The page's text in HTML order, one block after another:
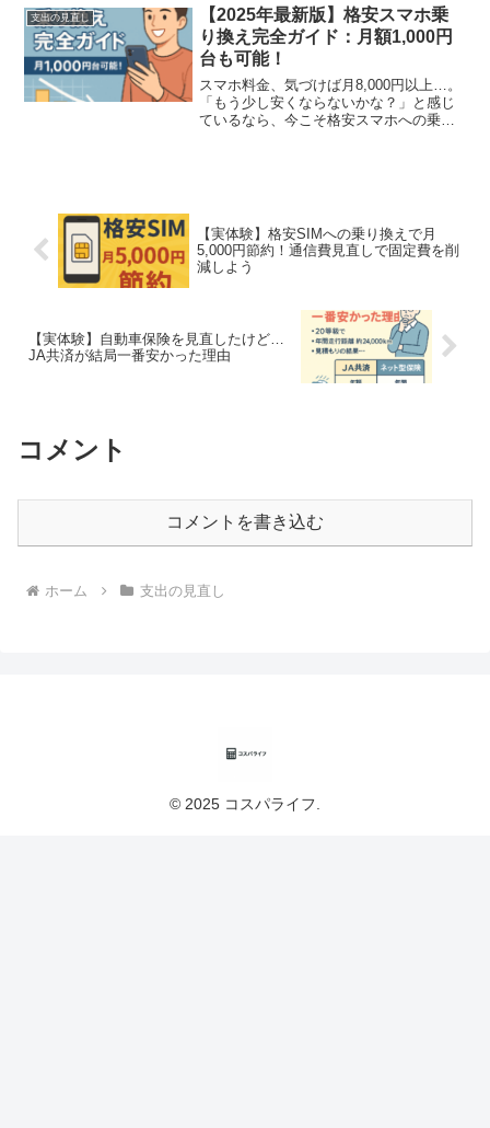
は…「プロパンガス（LPガス）」だった
から。そして引っ越しをき...
支出の見直し
【2025年最新版】格安スマホ乗
り換え完全ガイド：月額1,000円
台も可能！
スマホ料金、気づけば月8,000円以上…。
「もう少し安くならないかな？」と感じ
ているなら、今こそ格安スマホへの乗り
【実体験】格安SIMへの乗り換えで月
5,000円節約！通信費見直しで固定費を削
減しよう
【実体験】自動車保険を見直したけど…
JA共済が結局一番安かった理由
コメント
コメントを書き込む
ホーム 支出の見直し
© 2025 コスパライフ.